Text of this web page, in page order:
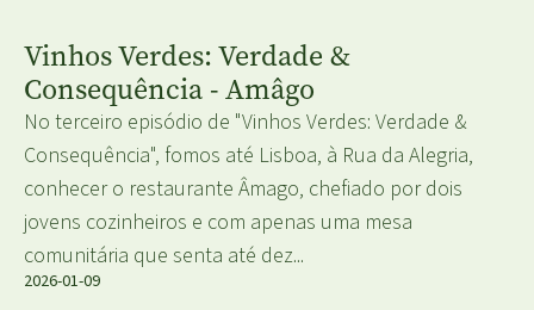
Vinhos Verdes: Verdade &
Consequência - Amâgo
No terceiro episódio de "Vinhos Verdes: Verdade &
Consequência", fomos até Lisboa, à Rua da Alegria,
conhecer o restaurante Âmago, chefiado por dois
jovens cozinheiros e com apenas uma mesa
comunitária que senta até dez...
2026-01-09